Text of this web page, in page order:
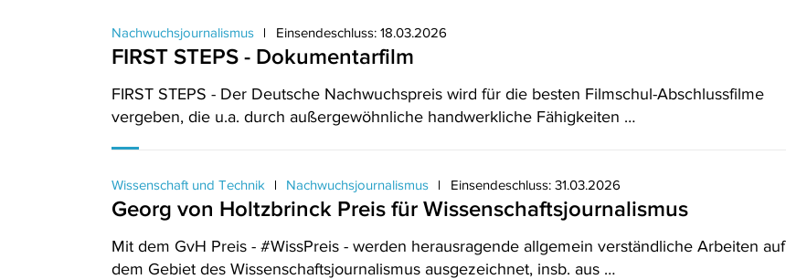
Nachwuchsjournalismus Einsendeschluss: 18.03.2026
FIRST STEPS - Dokumentarfilm
FIRST STEPS - Der Deutsche Nachwuchspreis wird für die besten Filmschul-Abschlussfilme
vergeben, die u.a. durch außergewöhnliche handwerkliche Fähigkeiten …
Wissenschaft und Technik Nachwuchsjournalismus Einsendeschluss: 31.03.2026
Georg von Holtzbrinck Preis für Wissenschaftsjournalismus
Mit dem GvH Preis - #WissPreis - werden herausragende allgemein verständliche Arbeiten auf
dem Gebiet des Wissenschaftsjournalismus ausgezeichnet, insb. aus …